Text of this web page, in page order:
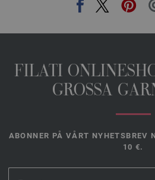
FILATI
GROSSA
ABONNER PÅ VÅRT NYHETSBREV
10 €.